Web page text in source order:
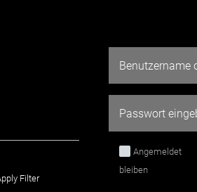
Filter
AUF EINEM
Angemeldet
bleiben